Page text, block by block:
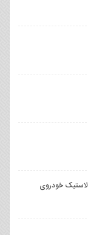
لاستیک خودروی